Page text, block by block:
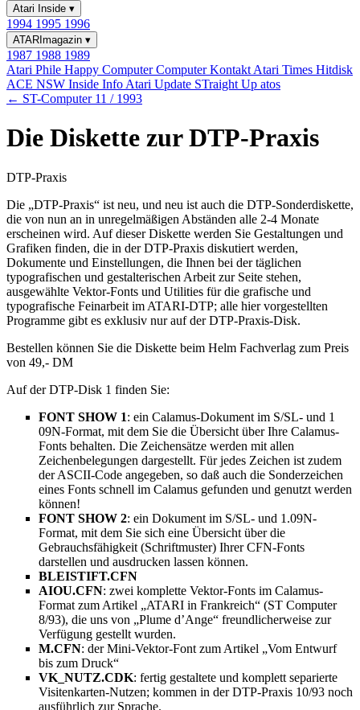
Atari Inside ▾
1994 1995 1996
ATARImagazin ▾
1987 1988 1989
Atari Phile Happy ComputerComputer Kontakt Atari Times Hitdisk
ACE NSW Inside Info Atari Update STraight Up atos
← ST-Computer 11 / 1993
Die Diskette zur DTP-Praxis
DTP-Praxis
Die „DTP-Praxis“ ist neu, und neu ist auch die DTP-Sonderdiskette,
die von nun an in unregelmäßigen Abständen alle 2-4 Monate
erscheinen wird. Auf dieser Diskette werden Sie Gestaltungen und
Grafiken finden, die in der DTP-Praxis diskutiert werden,
Dokumente und Einstellungen, die Ihnen bei der täglichen
typografischen und gestalterischen Arbeit zur Seite stehen,
ausgewählte Vektor-Fonts und Utilities für die grafische und
typografische Feinarbeit im ATARI-DTP; alle hier vorgestellten
Programme gibt es exklusiv nur auf der DTP-Praxis-Disk.
Bestellen können Sie die Diskette beim Helm Fachverlag zum Preis
von 49,- DM
Auf der DTP-Disk 1 finden Sie:
FONT SHOW 1: ein Calamus-Dokument im S/SL- und 1
09N-Format, mit dem Sie die Übersicht über Ihre Calamus-
Fonts behalten. Die Zeichensätze werden mit allen
Zeichenbelegungen dargestellt. Für jedes Zeichen ist zudem
der ASCII-Code angegeben, so daß auch die Sonderzeichen
eines Fonts schnell im Calamus gefunden und genutzt werden
können!
FONT SHOW 2: ein Dokument im S/SL- und 1.09N-
Format, mit dem Sie sich eine Übersicht über die
Gebrauchsfähigkeit (Schriftmuster) Ihrer CFN-Fonts
darstellen und ausdrucken lassen können.
BLEISTIFT.CFN
AIOU.CFN: zwei komplette Vektor-Fonts im Calamus-
Format zum Artikel „ATARI in Frankreich“ (ST Computer
8/93), die uns von „Plume d’Ange“ freundlicherweise zur
Verfügung gestellt wurden.
M.CFN: der Mini-Vektor-Font zum Artikel „Vom Entwurf
bis zum Druck“
VK_NUTZ.CDK: fertig gestaltete und komplett separierte
Visitenkarten-Nutzen; kommen in der DTP-Praxis 10/93 noch
ausführlich zur Sprache.